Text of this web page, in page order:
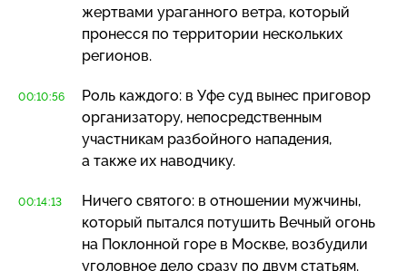
жертвами ураганного ветра, который
пронесся по территории нескольких
регионов.
00:10:56
Роль каждого: в Уфе суд вынес приговор
организатору, непосредственным
участникам разбойного нападения,
а также их наводчику.
00:14:13
Ничего святого: в отношении мужчины,
который пытался потушить Вечный огонь
на Поклонной горе в Москве, возбудили
уголовное дело сразу по двум статьям.